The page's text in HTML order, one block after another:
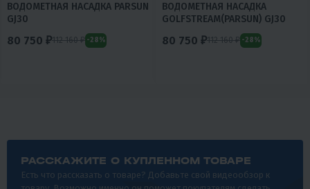
ВОДОМЕТНАЯ НАСАДКА PARSUN
GJ30
80 750 ₽112 160 ₽ -28%
ВОДОМЕТНАЯ НАСАДКА
GOLFSTREAM(PARSUN) GJ30
80 750 ₽112 160 ₽ -28%
РАССКАЖИТЕ О КУПЛЕННОМ ТОВАРЕ
Есть что рассказать о товаре? Добавьте свой видеообзор к